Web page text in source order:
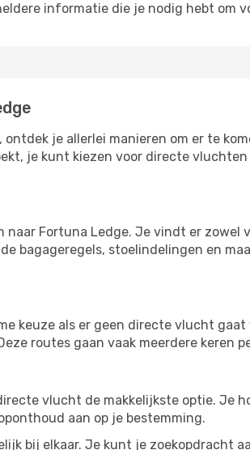
informatie die je nodig hebt om
je allerlei manieren om er te
je kunt kiezen voor directe
naar Fortuna Ledge. Je vindt er
bagageregels, stoelindelingen en
keuze als er geen directe vlucht
routes gaan vaak meerdere keren
vlucht de makkelijkste optie. Je
aan op je bestemming.
bij elkaar. Je kunt je zoekopdracht